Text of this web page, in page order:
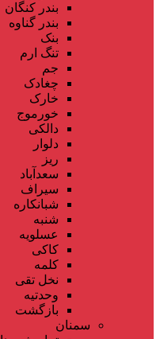
بندر کنگان
بندر گناوه
بنک
تنگ ارم
جم
چغادک
خارک
خورموج
دالکی
دلوار
ریز
سعدآباد
سیراف
شبانکاره
شنبه
عسلویه
کاکی
کلمه
نخل تقی
وحدتیه
بازگشت
سمنان